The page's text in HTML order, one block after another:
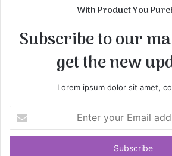
With Product You
Subscribe to our
get the new
Lorem ipsum dolor sit amet,
t